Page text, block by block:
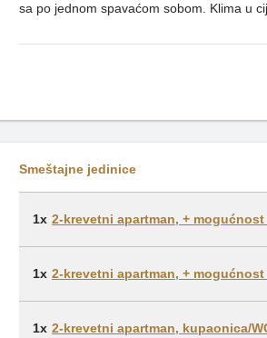
sa po jednom spavaćom sobom. Klima u
Smeštajne jedinice
1x 2-krevetni apartman, +
1x 2-krevetni apartman, +
1x 2-krevetni apartman, kupaonica/